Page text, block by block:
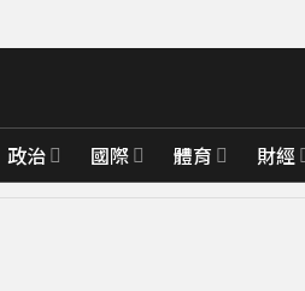
政治 國際 體育 財經